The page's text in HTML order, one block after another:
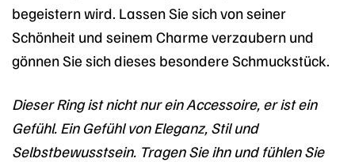
begeistern wird. Lassen Sie sich von seiner
Schönheit und seinem Charme verzaubern und
gönnen Sie sich dieses besondere Schmuckstück.
Dieser Ring ist nicht nur ein Accessoire, er ist ein
Gefühl. Ein Gefühl von Eleganz, Stil und
Selbstbewusstsein. Tragen Sie ihn und fühlen Sie